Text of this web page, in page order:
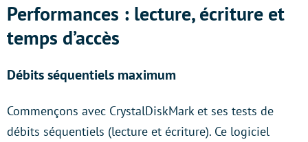
Performances : lecture, écriture et
temps d’accès
Débits séquentiels maximum
Commençons avec CrystalDiskMark et ses tests de
débits séquentiels (lecture et écriture). Ce logiciel